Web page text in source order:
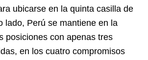
ubicarse en la quinta casilla de
lado, Perú se mantiene en la
posiciones con apenas tres
en los cuatro compromisos